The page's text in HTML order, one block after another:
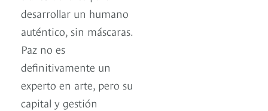
desarrollar un humano
auténtico, sin máscaras.
Paz no es
definitivamente un
experto en arte, pero su
capital y gestión